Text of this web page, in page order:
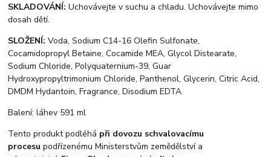
SKLADOVÁNÍ: Uchovávejte v suchu a chladu. Uchovávejte mimo
dosah dětí.
SLOŽENÍ: Voda, Sodium C14-16 Olefin Sulfonate,
Cocamidopropyl Betaine, Cocamide MEA, Glycol Distearate,
Sodium Chloride, Polyquaternium-39, Guar
Hydroxypropyltrimonium Chloride, Panthenol, Glycerin, Citric Acid,
DMDM Hydantoin, Fragrance, Disodium EDTA
Balení: láhev 591 ml
Tento produkt podléhá při dovozu schvalovacímu
procesupodřízenému Ministerstvům zemědělství a